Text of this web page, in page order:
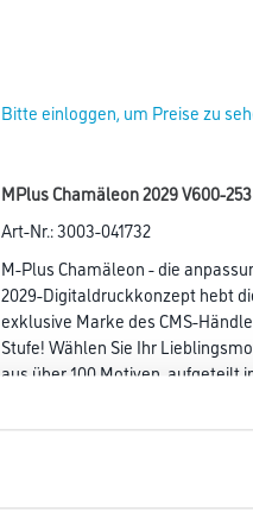
Bitte einloggen, um Preise zu
MPlus Chamäleon 2029 V600-
Art-Nr.:3003-041732
M-Plus Chamäleon - die
2029-Digitaldruckkonzept hebt
exklusive Marke des CMS-
Stufe! Wählen Sie Ihr
aus über 100 Motiven, aufgeteilt
umsetzen! M-Plus Chamäleon
Sie so Ihre Digitaldrucktapete